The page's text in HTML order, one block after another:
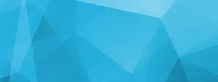
STATYSTYKA